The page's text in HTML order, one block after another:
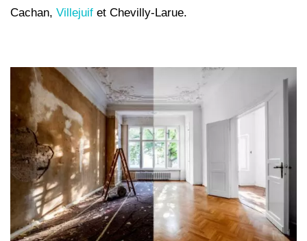
Cachan, Villejuif et Chevilly-Larue.